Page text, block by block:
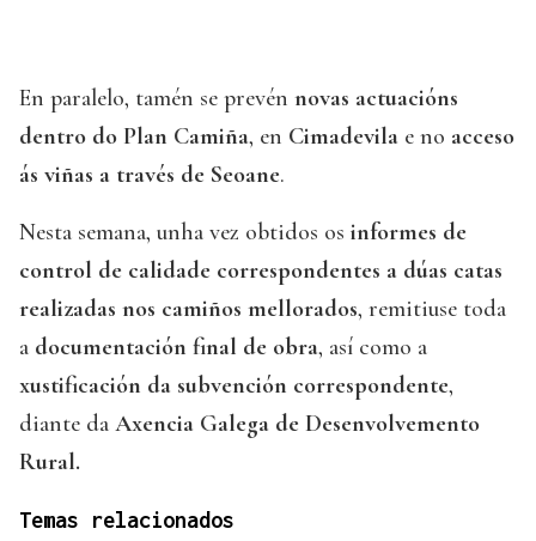
En paralelo, tamén se prevén novas actuacións
dentro do Plan Camiña, en Cimadevila e no acceso
ás viñas a través de Seoane.
Nesta semana, unha vez obtidos os informes de
control de calidade correspondentes a dúas catas
realizadas nos camiños mellorados, remitiuse toda
a documentación final de obra, así como a
xustificación da subvención correspondente,
diante da Axencia Galega de Desenvolvemento
Rural.
Temas relacionados